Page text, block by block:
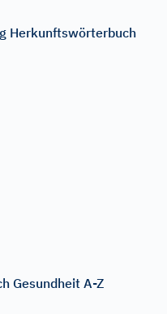
Herkunftswörterbuch
Gesundheit A-Z